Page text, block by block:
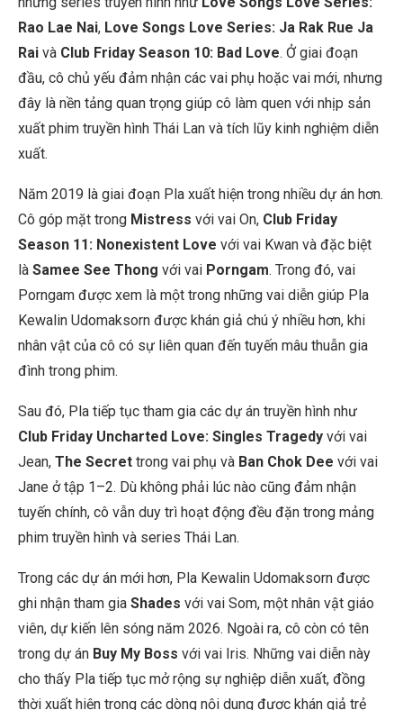
Rao Lae Nai, Love Songs Love Series: Ja Rak Rue Ja
Rai và Club Friday Season 10: Bad Love. Ở giai đoạn
đầu, cô chủ yếu đảm nhận các vai phụ hoặc vai mới, nhưng
đây là nền tảng quan trọng giúp cô làm quen với nhịp sản
xuất phim truyền hình Thái Lan và tích lũy kinh nghiệm diễn
xuất.
Năm 2019 là giai đoạn Pla xuất hiện trong nhiều dự án hơn.
Cô góp mặt trong Mistress với vai On, Club Friday
Season 11: Nonexistent Love với vai Kwan và đặc biệt
là Samee See Thong với vai Porngam. Trong đó, vai
Porngam được xem là một trong những vai diễn giúp Pla
Kewalin Udomaksorn được khán giả chú ý nhiều hơn, khi
nhân vật của cô có sự liên quan đến tuyến mâu thuẫn gia
đình trong phim.
Sau đó, Pla tiếp tục tham gia các dự án truyền hình như
Club Friday Uncharted Love: Singles Tragedy với vai
Jean, The Secret trong vai phụ và Ban Chok Dee với vai
Jane ở tập 1–2. Dù không phải lúc nào cũng đảm nhận
tuyến chính, cô vẫn duy trì hoạt động đều đặn trong mảng
phim truyền hình và series Thái Lan.
Trong các dự án mới hơn, Pla Kewalin Udomaksorn được
ghi nhận tham gia Shades với vai Som, một nhân vật giáo
viên, dự kiến lên sóng năm 2026. Ngoài ra, cô còn có tên
trong dự án Buy My Boss với vai Iris. Những vai diễn này
cho thấy Pla tiếp tục mở rộng sự nghiệp diễn xuất, đồng
thời xuất hiện trong các dòng nội dung được khán giả trẻ